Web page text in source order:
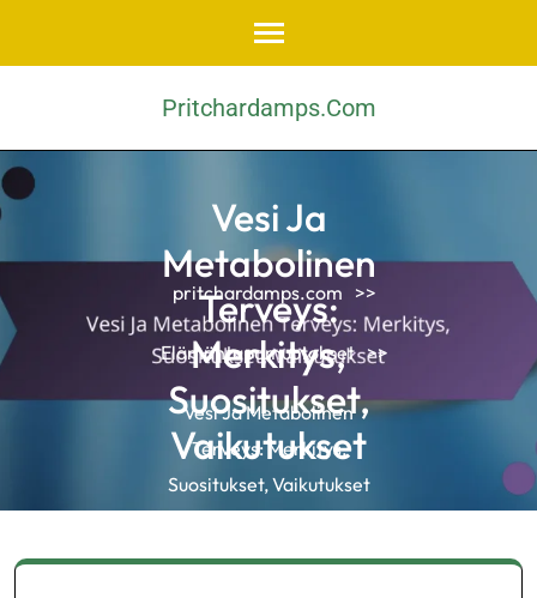
Enter)
Pritchardamps.com
Vesi Ja
Metabolinen
Terveys:
Merkitys,
Suositukset,
Vaikutukset
pritchardamps.com >>
Elämäntapamuutokset >>
Vesi Ja Metabolinen
Terveys: Merkitys,
Suositukset, Vaikutukset